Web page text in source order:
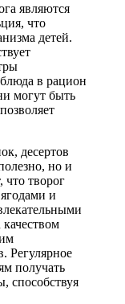
являются
что
детей.
в рацион
могут быть
десертов
но и
что творог
и
Регулярное
получать
способствуя